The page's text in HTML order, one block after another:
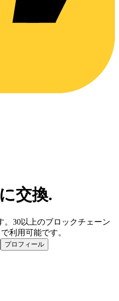
交換.
。30以上のブロックチェーン
利用可能です。
プロフィール